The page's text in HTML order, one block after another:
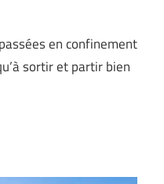
en confinement
sortir et partir bien